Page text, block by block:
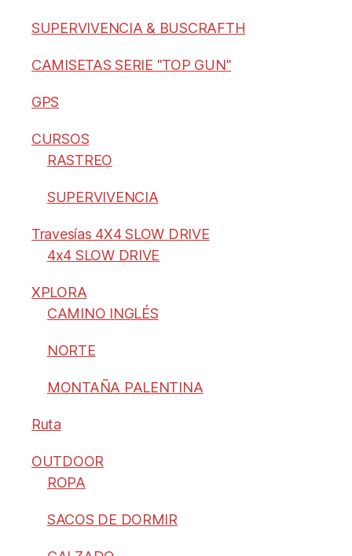
SUPERVIVENCIA & BUSCRAFTH
CAMISETAS SERIE "TOP GUN"
GPS
CURSOS
RASTREO
SUPERVIVENCIA
Travesías 4X4 SLOW DRIVE
4x4 SLOW DRIVE
XPLORA
CAMINO INGLÉS
NORTE
MONTAÑA PALENTINA
Ruta
OUTDOOR
ROPA
SACOS DE DORMIR